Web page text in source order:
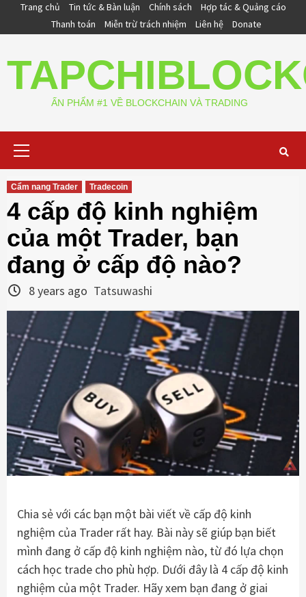
Trang chủ Tin tức & Bàn luận Chính sách
Hợp tác & Quảng cáo
Thanh toán
Miễn trừ trách nhiệm Liên hệ Donate
ẤN PHẨM #1 VỀ BLOCKCHAIN VÀ TRADING
Cẩm nang Trader Tradecoin
4 cấp độ kinh nghiệm
của một Trader, bạn
đang ở cấp độ nào?
8 years ago Tatsuwashi
Chia sẻ với các bạn một bài viết về cấp độ kinh
nghiệm của Trader rất hay. Bài này sẽ giúp bạn biết
mình đang ở cấp độ kinh nghiệm nào, từ đó lựa chọn
cách học trade cho phù hợp. Dưới đây là 4 cấp độ kinh
nghiệm của một Trader. Hãy xem bạn đang ở giai